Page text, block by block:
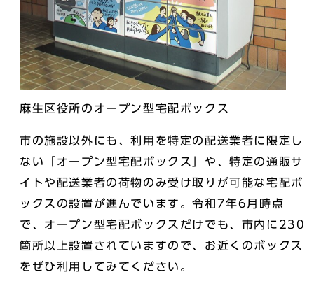
麻生区役所のオープン型宅配ボックス
市の施設以外にも、利用を特定の配送業者に限定し
ない「オープン型宅配ボックス」や、特定の通販サ
イトや配送業者の荷物のみ受け取りが可能な宅配ボ
ックスの設置が進んでいます。令和7年6月時点
で、オープン型宅配ボックスだけでも、市内に230
箇所以上設置されていますので、お近くのボックス
をぜひ利用してみてください。